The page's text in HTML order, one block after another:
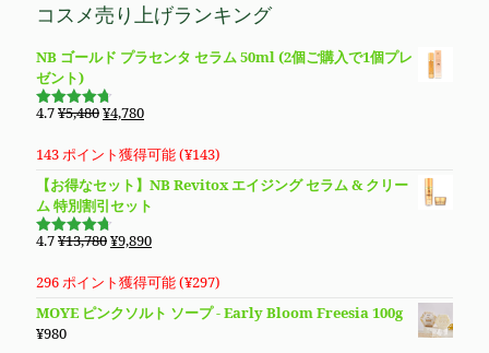
¥5,480
し
は
で
コスメ売り上げランキング
NB ゴールド プラセンタ セラム 50ml (2個ご購入で1個プレ
ゼント)
5段階で
4.7¥5,480元
価
は
¥5,480
で
た。
¥4,780現
の
格
は
¥4,780
す。
143 ポイント獲得可能 (¥143)
【お得なセット】NB Revitox エイジング セラム & クリー
ム 特別割引セット
5段階で
4.7¥13,780元
価
は
¥9,890現
の
格
296 ポイント獲得可能 (¥297)
MOYE ピンクソルト ソープ - Early Bloom Freesia 100g
¥980